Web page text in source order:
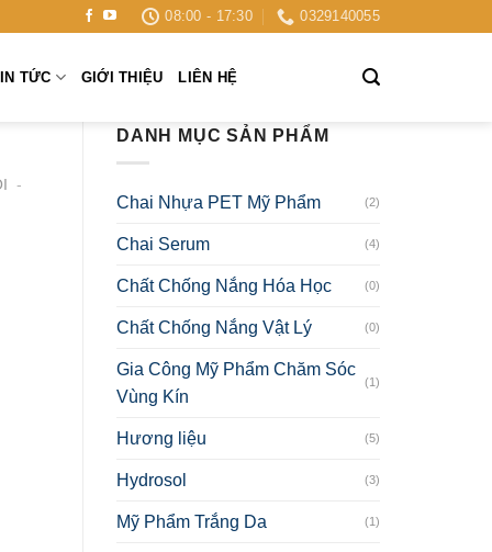
08:00 - 17:30 0329140055
TỨC GIỚI THIỆU LIÊN HỆ
DANH MỤC SẢN PHẨM
Chai Nhựa PET Mỹ Phẩm (2)
Chai Serum (4)
Chất Chống Nắng Hóa Học (0)
Chất Chống Nắng Vật Lý (0)
Gia Công Mỹ Phẩm Chăm Sóc
Vùng Kín
(1)
Hương liệu (5)
Hydrosol (3)
Mỹ Phẩm Trắng Da (1)
-